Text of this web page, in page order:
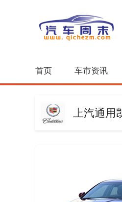
首页 车市资讯
上汽通用